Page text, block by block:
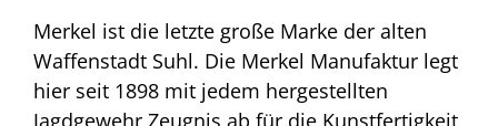
Merkel ist die letzte große Marke der alten
Waffenstadt Suhl. Die Merkel Manufaktur legt
hier seit 1898 mit jedem hergestellten
Jagdgewehr Zeugnis ab für die Kunstfertigkeit